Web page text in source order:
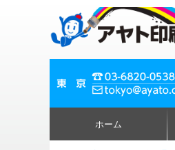
ホーム